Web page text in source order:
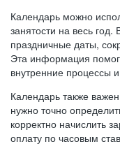
Календарь можно
занятости на весь
праздничные даты,
Эта информация
внутренние процессы
Календарь также
нужно точно
корректно начислить
оплату по часовым